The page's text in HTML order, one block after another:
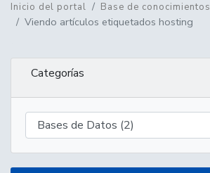
Inicio del portal Base de conocimientos
Viendo artículos etiquetados hosting
Categorías